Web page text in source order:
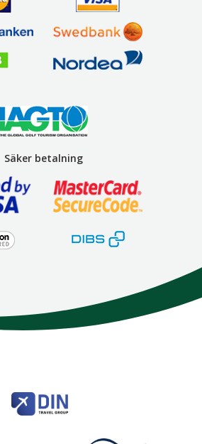
Säker betalning
235 39
Telefon040 45 63 50